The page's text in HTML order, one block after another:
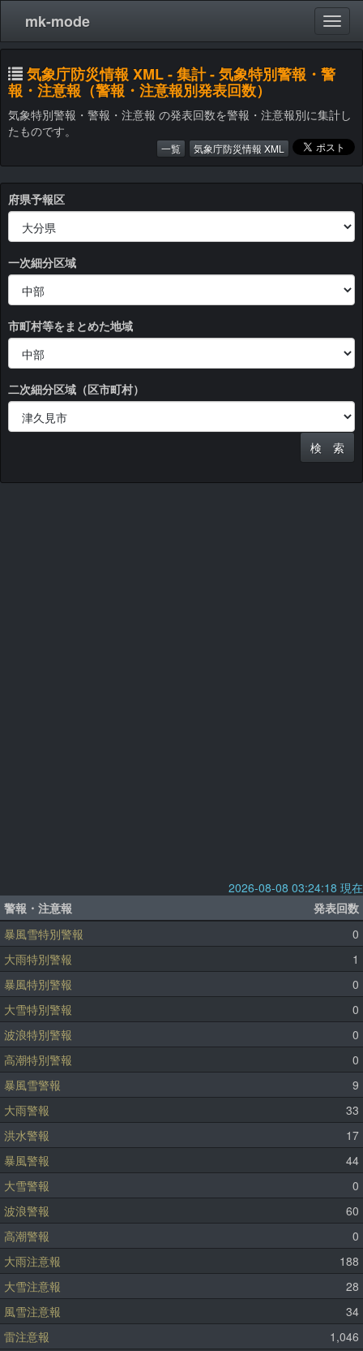
mk-mode
気象庁防災情報 XML - 集計 - 気象特別警報・警
報・注意報（警報・注意報別発表回数）
気象特別警報・警報・注意報 の発表回数を警報・注意報別に集計し
たものです。
一覧 気象庁防災情報 XML
府県予報区
一次細分区域
市町村等をまとめた地域
二次細分区域（区市町村）
2026-08-08 03:24:18 現在
警報・注意報
発表回数
暴風雪特別警報
0
大雨特別警報
1
暴風特別警報
0
大雪特別警報
0
波浪特別警報
0
高潮特別警報
0
暴風雪警報
9
大雨警報
33
洪水警報
17
暴風警報
44
大雪警報
0
波浪警報
60
高潮警報
0
大雨注意報
188
大雪注意報
28
風雪注意報
34
雷注意報
1,046